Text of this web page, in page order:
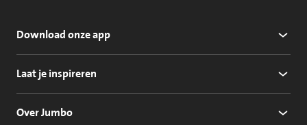
Download onze app
Laat je inspireren
Over Jumbo